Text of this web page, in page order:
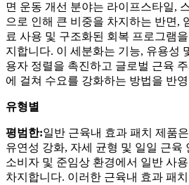
면 운동 개선 분야는 라이프스타일,
으로 인해 큰 비중을 차지하는 반면,
료 사용 및 구조화된 회복 프로그램
지합니다. 이 세분화는 기능, 유용성
용자 정렬을 촉진하고 글로벌 근육
에 걸쳐 수요를 강화하는 방법을 반
유형별
평범한:일반 근육내 효과 패치 제품
유연성 강화, 자세 균형 및 일일 근육
소비자 및 준임상 환경에서 일반 사
차지합니다. 이러한 근육내 효과 패